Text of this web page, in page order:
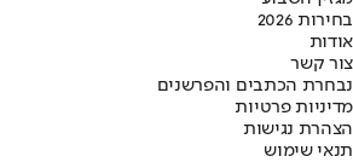
בחירות 2026
אודות
צור קשר
נבחרת הכתבים והפרשנים
מדיניות פרטיות
הצהרת נגישות
תנאי שימוש